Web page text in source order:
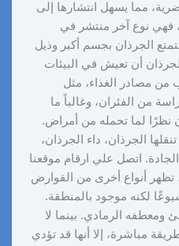
مما يسهل انتشارها إلى
فهي نوع آخر منتشر في
الجرذان بجسم أكبر وذيل
أن تعيش في البيئات
من مصادر الغذاء، مثل
من الفئران، وغالباً ما
لما تحمله من أمراض.
الجرذان، داء الجرذان،
اتصل علي ارقام موقعنا
تظهر أنواع أخرى من القوارض
لكنه موجود بالمنطقة.
ومعطفه الرمادي. بينما لا
مباشرة، إلا أنها قد تؤدي